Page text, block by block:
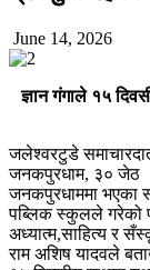
June 14, 2026
ज्ञान गंगाले १५
जलेश्वरटुडे
जनकपुरधाम, ३० जेठ
जनकपुरधाममा भएका
पब्लिक स्कुलले गरेको
अध्यात्म,साहित्य र
राम अशिष यादवले